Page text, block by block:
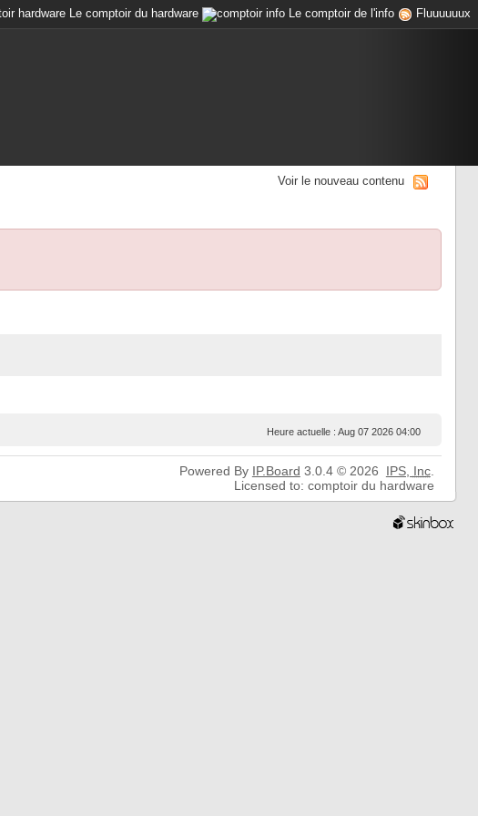
Le comptoir du hardware Le comptoir de l'info Fluuuuuux
Voir le nouveau contenu
Heure actuelle : Aug 07 2026 04:00
Powered By IP.Board 3.0.4 © 2026 IPS, Inc.
Licensed to: comptoir du hardware